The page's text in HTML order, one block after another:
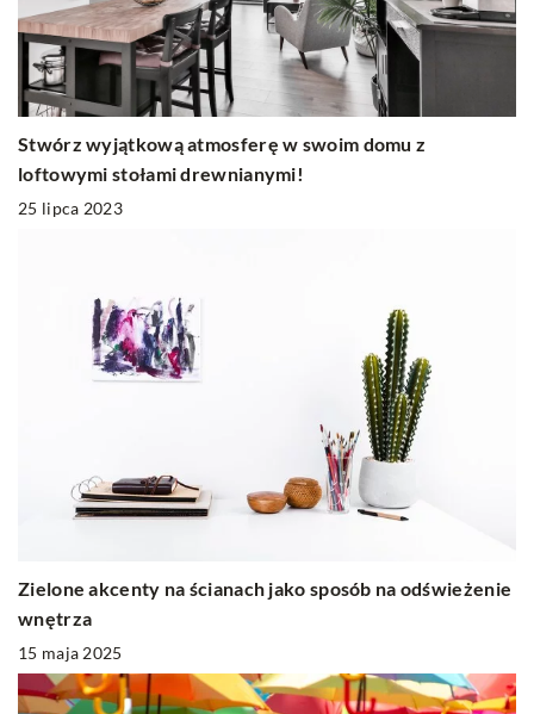
Stwórz wyjątkową atmosferę w swoim domu z
loftowymi stołami drewnianymi!
25 lipca 2023
Zielone akcenty na ścianach jako sposób na odświeżenie
wnętrza
15 maja 2025